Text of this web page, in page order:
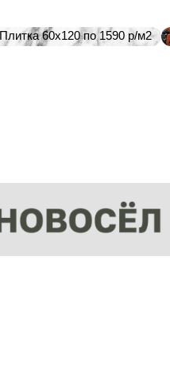
Плитка 60х120 по 1590 р/м2